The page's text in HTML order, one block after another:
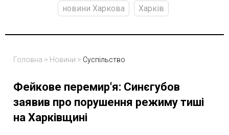
новини Харкова Харків
Головна > Новини > Суспільство
Фейкове перемир'я: Синєгубов
заявив про порушення режиму тиші
на Харківщині